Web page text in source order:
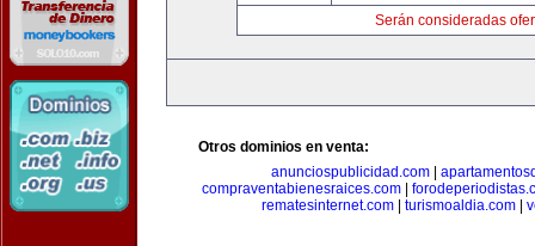
Serán consideradas
Otros dominios en venta:
anunciospublicidad.com|
compraventabienesraices.com
rematesinternet.com| turismoaldia.com|